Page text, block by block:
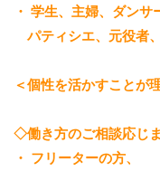
・ 学生、主婦、ダンサ
パティシエ、元役者
＜個性を活かすことが
◇働き方のご相談応じ
・ フリーターの方、